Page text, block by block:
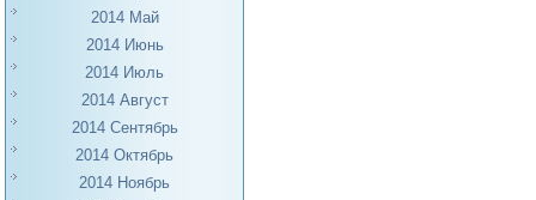
2014 Май
2014 Июнь
2014 Июль
2014 Август
2014 Сентябрь
2014 Октябрь
2014 Ноябрь